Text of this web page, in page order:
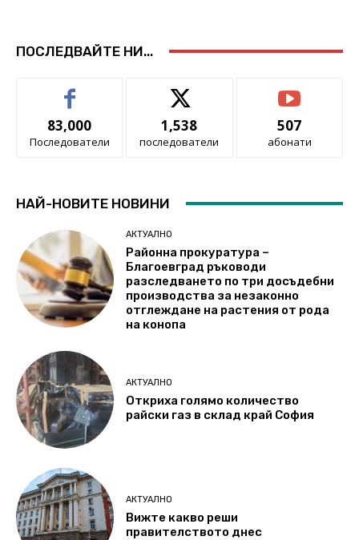
ПОСЛЕДВАЙТЕ НИ...
83,000
Последователи
1,538
последователи
507
абонати
НАЙ-НОВИТЕ НОВИНИ
АКТУАЛНО
Районна прокуратура –
Благоевград ръководи
разследването по три досъдебни
производства за незаконно
отглеждане на растения от рода
на конопа
АКТУАЛНО
Откриха голямо количество
райски газ в склад край София
АКТУАЛНО
Вижте какво реши
правителството днес